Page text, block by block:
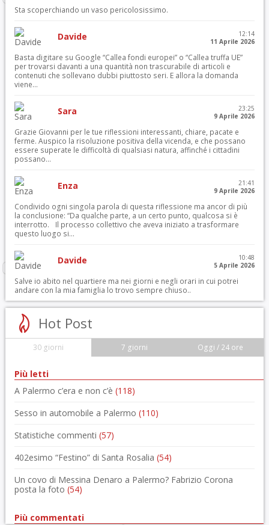
Sta scoperchiando un vaso pericolosissimo.
Davide
12:14
11 Aprile 2026
Basta digitare su Google “Callea fondi europei” o “Callea truffa UE”
per trovarsi davanti a una quantità non trascurabile di articoli e
contenuti che sollevano dubbi piuttosto seri. E allora la domanda
viene...
Sara
23:25
9 Aprile 2026
Grazie Giovanni per le tue riflessioni interessanti, chiare, pacate e
ferme. Auspico la risoluzione positiva della vicenda, e che possano
essere superate le difficoltà di qualsiasi natura, affinché i cittadini
possano...
Enza
21:41
9 Aprile 2026
Condivido ogni singola parola di questa riflessione ma ancor di più
la conclusione: “Da qualche parte, a un certo punto, qualcosa si è
interrotto. Il processo collettivo che aveva iniziato a trasformare
questo luogo si...
Davide
10:48
5 Aprile 2026
Salve io abito nel quartiere ma nei giorni e negli orari in cui potrei
andare con la mia famiglia lo trovo sempre chiuso..
Hot Post
30 giorni 7 giorni Oggi / 24 ore
Più letti
A Palermo c’era e non c’è (118)
Sesso in automobile a Palermo (110)
Statistiche commenti (57)
402esimo “Festino” di Santa Rosalia (54)
Un covo di Messina Denaro a Palermo? Fabrizio Corona
posta la foto (54)
Più commentati